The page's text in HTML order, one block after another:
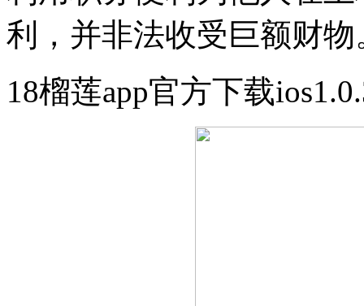
利，并非法收受巨额财物
18榴莲app官方下载